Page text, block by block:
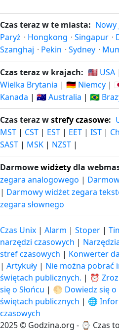
Czas teraz w te miasta: Nowy
Paryż · Hongkong · Singapur ·
Szanghaj · Pekin · Sydney ·
Czas teraz w krajach: 🇺🇸 USA |
Wielka Brytania | 🇩🇪 Niemcy |
Kanada | 🇦🇺 Australia | 🇧🇷
Czas teraz wstrefy czasowe:
MST | CST | EST | EET | IST |
SAST | MSK | NZST |
Darmowewidżetydla
zegara analogowego |
| Darmowy widżet zegara
zegara słownego
Czas Unix | Alarm | Stoper |
narzędzi czasowych |
stref czasowych | Konwerter
| Artykuły | Nie można pobrać
świętach publicznych. | ⏰
się o Słońcu | 🌕 Dowiedz się o
świętach publicznych | 🌐
czasowych
2025 © Godzina.org - ⌚ Czas